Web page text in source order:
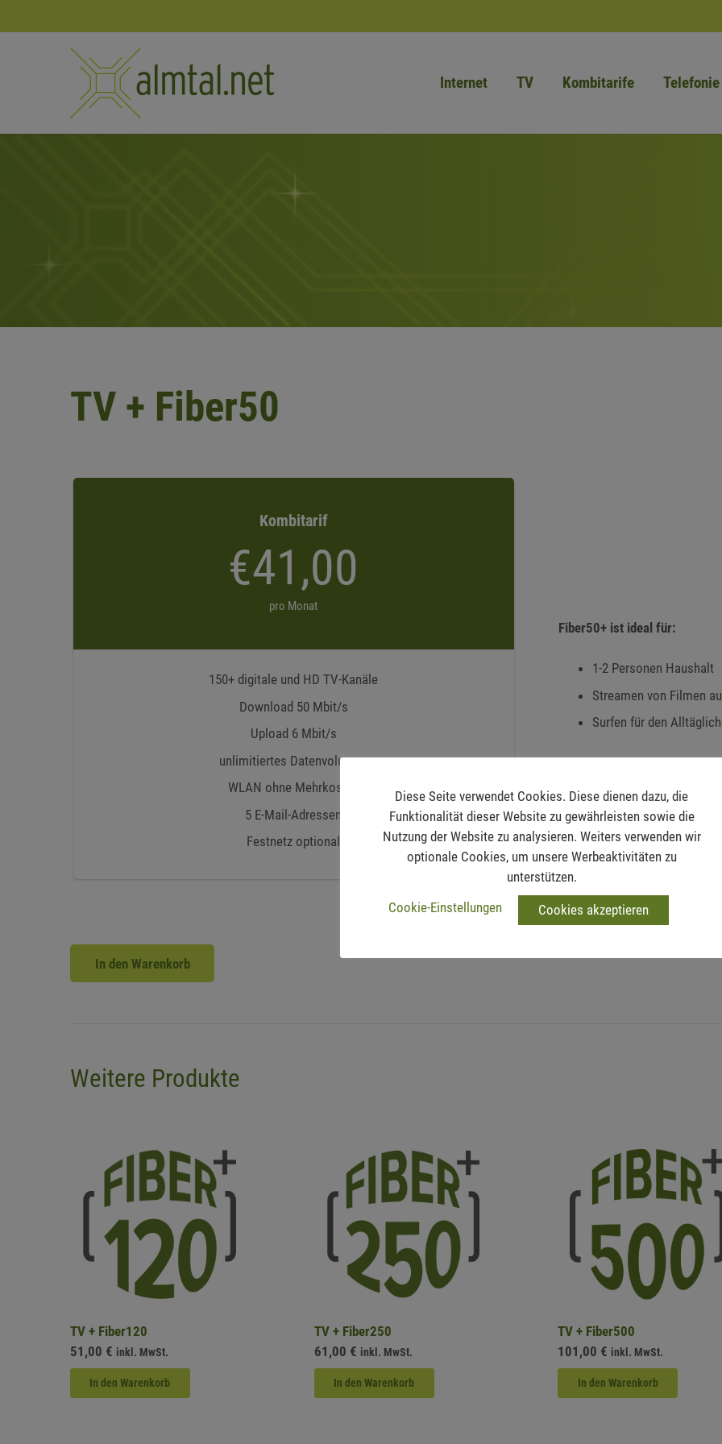
Internet TV Kombitarife Telefonie
TV + Fiber50
Kombitarif
€41,00
pro Monat
150+ digitale und HD TV-Kanäle
Download 50 Mbit/s
Upload 6 Mbit/s
unlimitiertes Datenvolumen
WLAN ohne Mehrkosten
5 E-Mail-Adressen
Festnetz optional
Fiber50+ ist ideal für:
1-2 Personen Haushalt
Streamen von Filmen
Surfen für den
In den Warenkorb
Weitere Produkte
TV + Fiber120
51,00 € inkl. MwSt.
In den Warenkorb
TV + Fiber250
61,00 € inkl. MwSt.
In den Warenkorb
TV + Fiber500
101,00 € inkl. MwSt.
In den Warenkorb
Diese Seite verwendet Cookies. Diese dienen dazu, die
Funktionalität dieser Website zu gewährleisten sowie die
Nutzung der Website zu analysieren. Weiters verwenden wir
optionale Cookies, um unsere Werbeaktivitäten zu
unterstützen.
Cookie-Einstellungen
Cookies akzeptieren